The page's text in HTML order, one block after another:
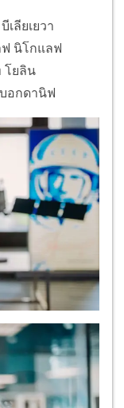
เลียเยวา
นิโกแลฟ
โยลิน
อกดานิฟ